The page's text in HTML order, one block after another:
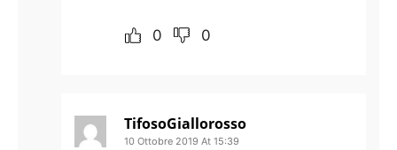
0 0
TifosoGiallorosso
10 Ottobre 2019 At 15:39